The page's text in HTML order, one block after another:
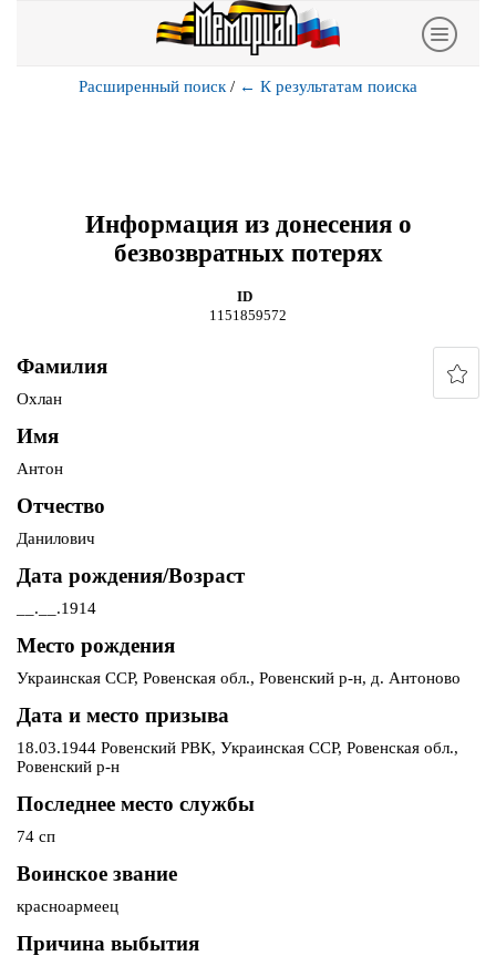
Расширенный поиск / ← К результатам поиска
Информация из донесения о
безвозвратных потерях
ID
1151859572
Фамилия
Охлан
Имя
Антон
Отчество
Данилович
Дата рождения/Возраст
__.__.1914
Место рождения
Украинская ССР, Ровенская обл., Ровенский р-н, д. Антоново
Дата и место призыва
18.03.1944 Ровенский РВК, Украинская ССР, Ровенская обл.,
Ровенский р-н
Последнее место службы
74 сп
Воинское звание
красноармеец
Причина выбытия